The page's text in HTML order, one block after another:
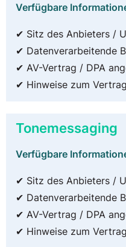
Verfügbare
✔ Sitz des Anbieters /
✔ Datenverarbeitende
✔ AV-Vertrag / DPA
✔ Hinweise zum
Tonemessaging
Verfügbare
✔ Sitz des Anbieters /
✔ Datenverarbeitende
✔ AV-Vertrag / DPA
✔ Hinweise zum